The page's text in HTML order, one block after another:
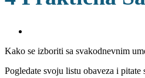
Image
Kako se izboriti sa svakodnevnim
Pogledate svoju listu obaveza i